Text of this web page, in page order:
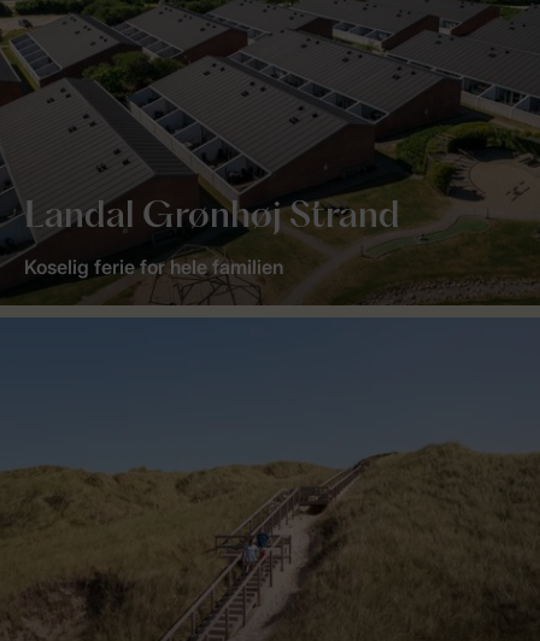
Landal Grønhøj Strand
Koselig ferie for hele familien